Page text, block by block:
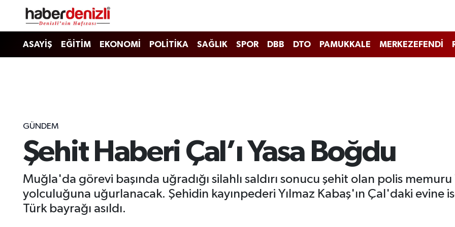
ASAYİŞ EĞİTİM EKONOMİ POLİTİKA SAĞLIK SPOR DBB DTO PAMUKKALE MERKEZEFENDİ
GÜNDEM
Şehit Haberi Çal’ı Yasa Boğdu
Muğla'da görevi başında uğradığı silahlı saldırı sonucu şehit olan polis
yolculuğuna uğurlanacak. Şehidin kayınpederi Yılmaz Kabaş'ın Çal'daki evine
Türk bayrağı asıldı.
Denizli Nöbetçi Eczaneler
Tüm Manşetler
Son Dakika Haberleri
Haber Arşivi